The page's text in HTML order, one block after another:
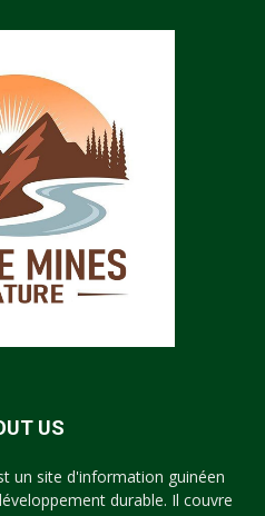
US
un site d'information guinéen
durable. Il couvre